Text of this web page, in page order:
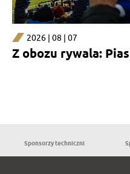
2026 | 08 | 07
Z obozu rywala:
Sponsorzy techniczni